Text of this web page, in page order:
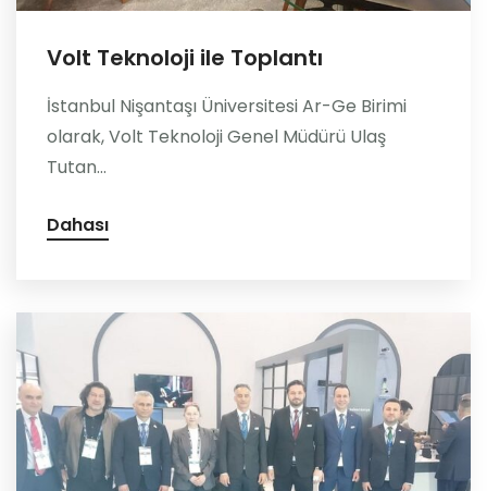
Volt Teknoloji ile Toplantı
İstanbul Nişantaşı Üniversitesi Ar-Ge Birimi
olarak, Volt Teknoloji Genel Müdürü Ulaş
Tutan...
Dahası